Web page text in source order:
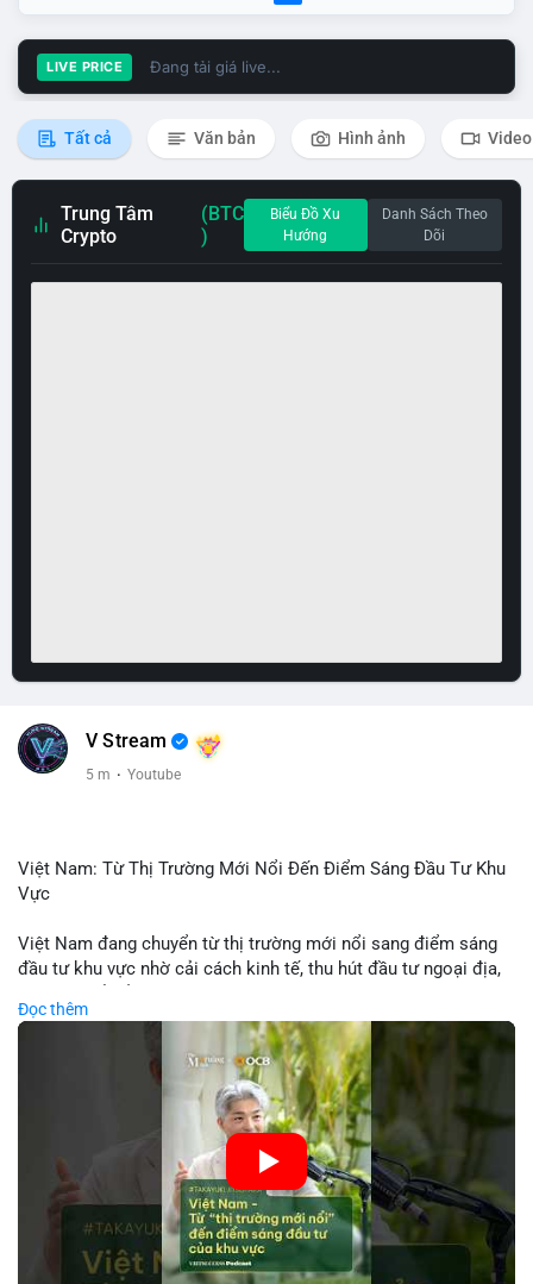
LIVE PRICE Đang tải giá live...
Tất cả Văn bản Hình ảnh Video
Trung Tâm
Crypto
(BTC
)
Biểu Đồ Xu
Hướng
Danh Sách Theo
Dõi
V Stream
5 m · Youtube
Việt Nam: Từ Thị Trường Mới Nổi Đến Điểm Sáng Đầu Tư Khu
Vực
Việt Nam đang chuyển từ thị trường mới nổi sang điểm sáng
đầu tư khu vực nhờ cải cách kinh tế, thu hút đầu tư ngoại địa,
hội cho nhà đầu tư lặp lại mô hình thành công của các quốc
gia đang phát triển. Nền tảng crypto tại Việt Nam cũng tăng
trưởng nhờ chính sách ổn định và sự quan tâm từ nhà đầu tư
🎥 Xem video trực tiếp tại:
Nguồn: VIETSUCCESS
Đọc thêm